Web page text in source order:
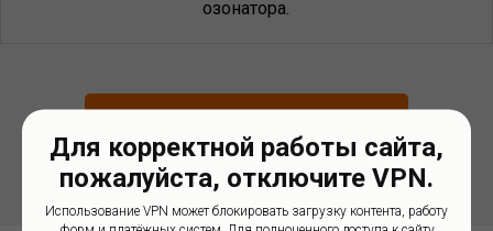
озонатора.
Для корректной работы сайта,
пожалуйста, отключите VPN.
Использование VPN может блокировать загрузку контента, работу